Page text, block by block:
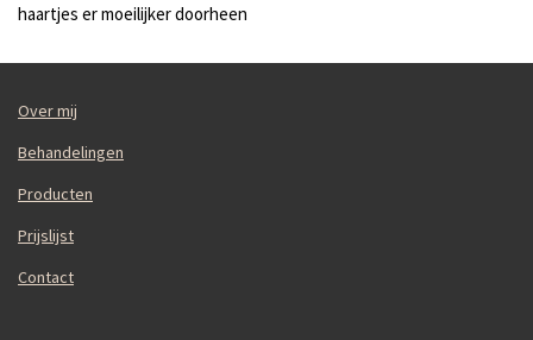
haartjes er moeilijker doorheen
Over mij
Behandelingen
Producten
Prijslijst
Contact